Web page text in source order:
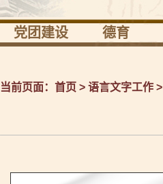
党团建设
党建
工会之家
德育
德育研究
当前页面： 首页 > 语言文字工作 >